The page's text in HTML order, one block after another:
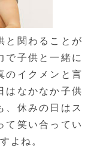
と関わることが
で子供と一緒に
のイクメンと言
はなかなか子供
、休みの日はス
て笑い合ってい
よね。